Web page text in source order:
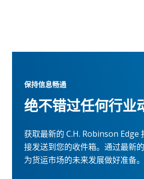
保持信息畅通
绝不错过任何行业
获取最新的 C.H. Robinson Edge
接发送到您的收件箱。通过最新
为货运市场的未来发展做好准备。